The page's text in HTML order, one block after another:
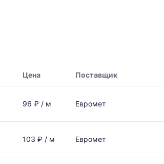
Цена Поставщик
96 ₽ / м Евромет
103 ₽ / м Евромет